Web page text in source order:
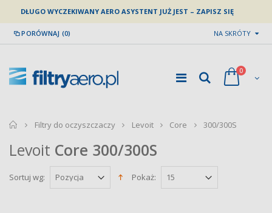
DŁUGO WYCZEKIWANY AERO ASYSTENT JUŻ JEST – ZAPISZ SIĘ
PORÓWNAJ (0) NA SKRÓTY
0
home
Filtry do oczyszczaczy Levoit Core 300/300S
Levoit Core 300/300S
Sortuj wg: Pokaż: